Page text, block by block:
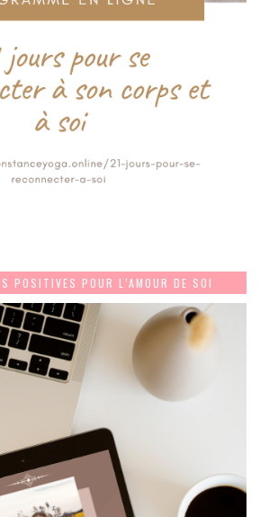
POSITIVES POUR L’AMOUR DE SOI